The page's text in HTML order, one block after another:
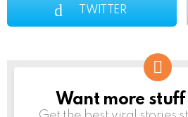
TWITTER
NEWSLETTER
Want more